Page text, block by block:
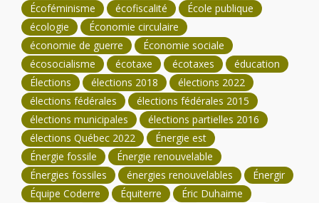
Écoféminisme
écofiscalité
École publique
écologie
Économie circulaire
économie de guerre
Économie sociale
écosocialisme
écotaxe écotaxes
éducation
Élections
élections 2018
élections 2022
élections fédérales
élections fédérales 2015
élections municipales
élections partielles 2016
élections Québec 2022
Énergie est
Énergie fossile
Énergie renouvelable
Énergies fossiles
énergies renouvelables
Énergir
Équipe Coderre
Équiterre
Éric Duhaime